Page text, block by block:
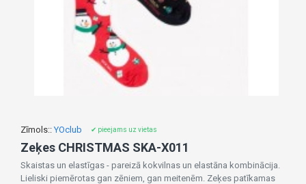
Zīmols:: YOclub ✔ pieejams uz vietas
Zeķes CHRISTMAS SKA-X011
Skaistas un elastīgas - pareizā kokvilnas un elastāna kombinācija.
Lieliski piemērotas gan zēniem, gan meitenēm. Zeķes patīkamas